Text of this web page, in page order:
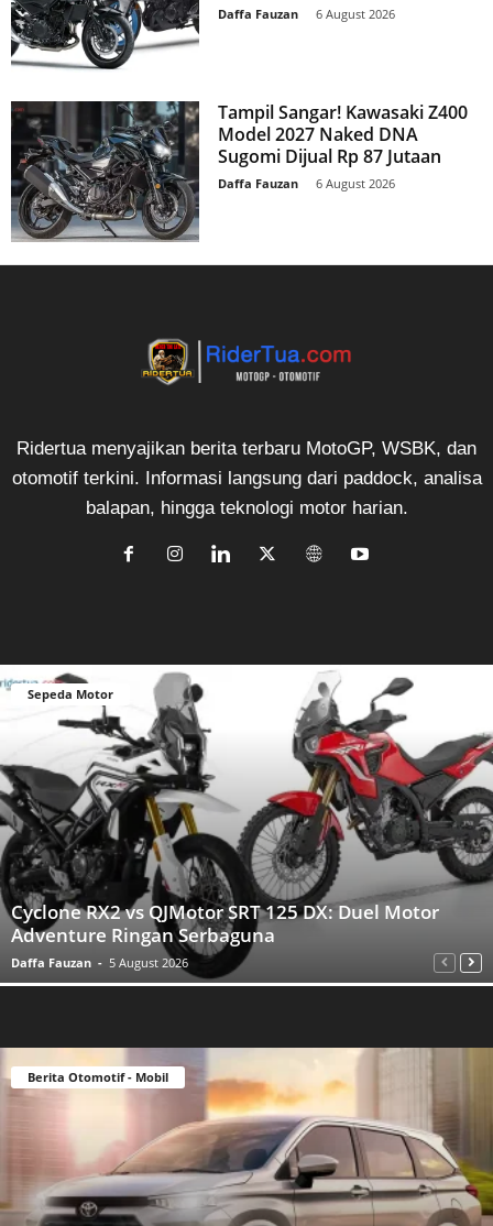
Daffa Fauzan 6 August 2026
Tampil Sangar! Kawasaki Z400
Model 2027 Naked DNA
Sugomi Dijual Rp 87 Jutaan
Daffa Fauzan 6 August 2026
Ridertua menyajikan berita terbaru MotoGP, WSBK, dan
otomotif terkini. Informasi langsung dari paddock, analisa
balapan, hingga teknologi motor harian.
Sepeda Motor
Cyclone RX2 vs QJMotor SRT 125 DX: Duel Motor
Adventure Ringan Serbaguna
Daffa Fauzan - 5 August 2026
Berita Otomotif - Mobil